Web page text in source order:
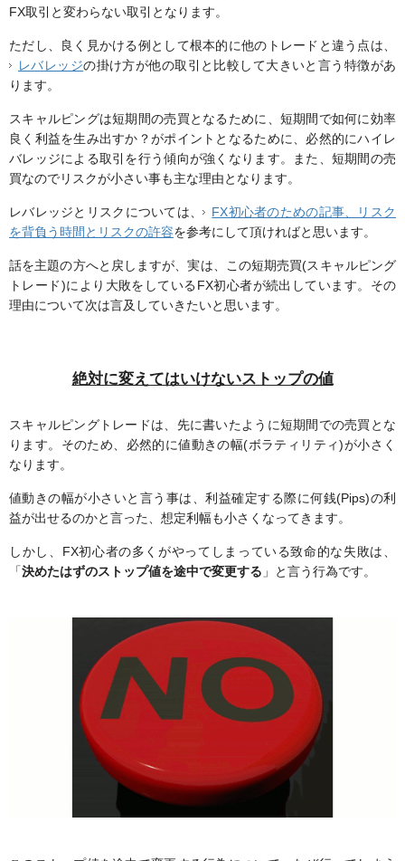
FX取引と変わらない取引となります。
ただし、良く見かける例として根本的に他のトレードと違う点は、
レバレッジの掛け方が他の取引と比較して大きいと言う特徴があ
ります。
スキャルピングは短期間の売買となるために、短期間で如何に効率
良く利益を生み出すか？がポイントとなるために、必然的にハイレ
バレッジによる取引を行う傾向が強くなります。また、短期間の売
買なのでリスクが小さい事も主な理由となります。
レバレッジとリスクについては、
FX初心者のための記事、リスク
を背負う時間とリスクの許容を参考にして頂ければと思います。
話を主題の方へと戻しますが、実は、この短期売買(スキャルピング
トレード)により大敗をしているFX初心者が続出しています。その
理由について次は言及していきたいと思います。
絶対に変えてはいけないストップの値
スキャルピングトレードは、先に書いたように短期間での売買とな
ります。そのため、必然的に値動きの幅(ボラティリティ)が小さく
なります。
値動きの幅が小さいと言う事は、利益確定する際に何銭(Pips)の利
益が出せるのかと言った、想定利幅も小さくなってきます。
しかし、FX初心者の多くがやってしまっている致命的な失敗は、
「決めたはずのストップ値を途中で変更する 」と言う行為です。